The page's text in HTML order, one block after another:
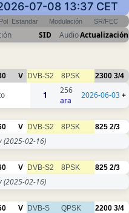
07-08 13:37 CET
Pol Estandar Modulación SR/FEC
SID AudioActualización
V DVB-S2 8PSK 2300 3/4
1
256
ara
2026-06-03+
V DVB-S2 8PSK 825 2/3
(2025-02-16)
V DVB-S2 8PSK 825 2/3
(2025-02-16)
V DVB-S QPSK 2200 3/4